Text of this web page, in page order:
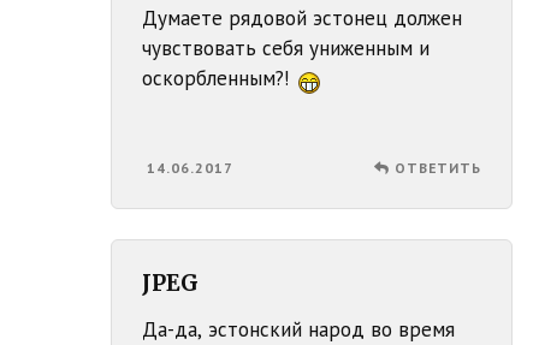
Думаете рядовой эстонец должен
чувствовать себя униженным и
оскорбленным?!
14.06.2017 ОТВЕТИТЬ
JPEG
Да-да, эстонский народ во время